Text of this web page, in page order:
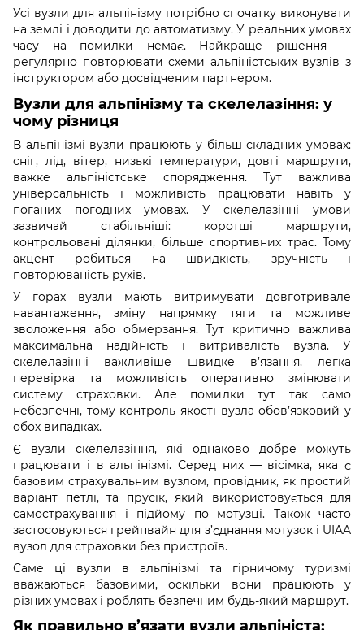
Усі вузли для альпінізму потрібно спочатку виконувати
на землі і доводити до автоматизму. У реальних умовах
часу на помилки немає. Найкраще рішення —
регулярно повторювати схеми альпіністських вузлів з
інструктором або досвідченим партнером.
Вузли для альпінізму та скелелазіння: у
чому різниця
В альпінізмі вузли працюють у більш складних умовах:
сніг, лід, вітер, низькі температури, довгі маршрути,
важке альпіністське спорядження. Тут важлива
універсальність і можливість працювати навіть у
поганих погодних умовах. У скелелазінні умови
зазвичай стабільніші: коротші маршрути,
контрольовані ділянки, більше спортивних трас. Тому
акцент робиться на швидкість, зручність і
повторюваність рухів.
У горах вузли мають витримувати довготривале
навантаження, зміну напрямку тяги та можливе
зволоження або обмерзання. Тут критично важлива
максимальна надійність і витривалість вузла. У
скелелазінні важливіше швидке в’язання, легка
перевірка та можливість оперативно змінювати
систему страховки. Але помилки тут так само
небезпечні, тому контроль якості вузла обов’язковий у
обох випадках.
Є вузли скелелазіння, які однаково добре можуть
працювати і в альпінізмі. Серед них — вісімка, яка є
базовим страхувальним вузлом, провідник, як простий
варіант петлі, та прусік, який використовується для
самострахування і підйому по мотузці. Також часто
застосовуються грейпвайн для з’єднання мотузок і UIAA
вузол для страховки без пристроїв.
Саме ці вузли в альпінізмі та гірничому туризмі
вважаються базовими, оскільки вони працюють у
різних умовах і роблять безпечним будь-який маршрут.
Як правильно в’язати вузли альпініста: